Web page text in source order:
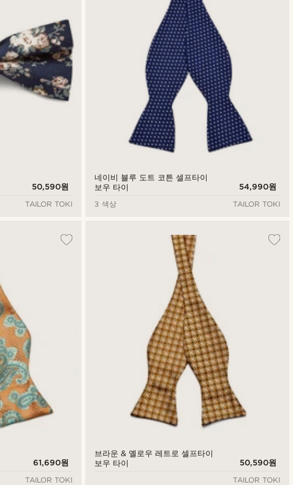
50,590원
TAILOR TOKI
네이비 블루 도트 코튼 셀프타이
보우 타이
54,990원
3 색상
TAILOR TOKI
61,690원
TAILOR TOKI
브라운 & 옐로우 레트로 셀프타이
보우 타이
50,590원
TAILOR TOKI